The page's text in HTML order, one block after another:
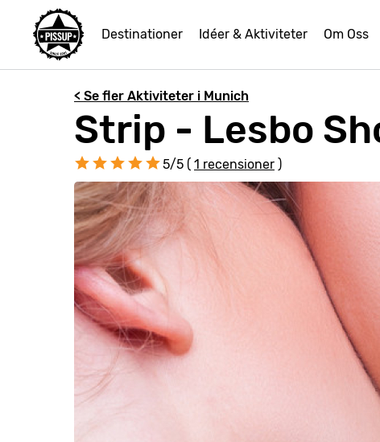
Destinationer Idéer & Aktiviteter Om Oss
< Se fler Aktiviteter i Munich
Strip - Lesbo
5/5 ( 1 recensioner )